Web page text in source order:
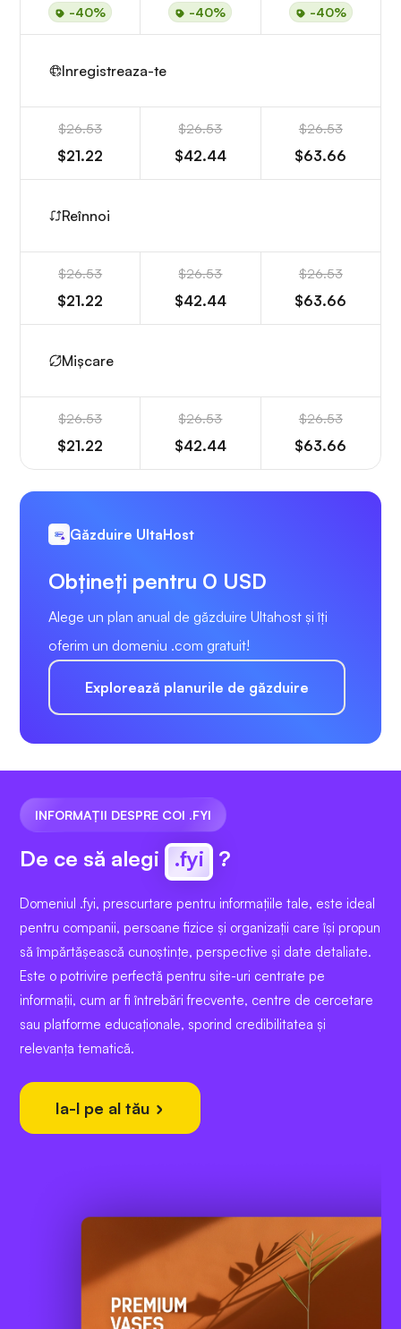
-40% -40% -40%
Inregistreaza-te
$26.53
$21.22
$26.53
$42.44
$26.53
$63.66
Reînnoi
$26.53
$21.22
$26.53
$42.44
$26.53
$63.66
Mișcare
$26.53
$21.22
$26.53
$42.44
$26.53
$63.66
Găzduire UltaHost
Obțineți pentru 0 USD
Alege un plan anual de găzduire Ultahost și îți
oferim un domeniu .com gratuit!
Explorează planurile de găzduire
INFORMAȚII DESPRE COI .FYI
De ce să alegi .fyi ?
Domeniul .fyi, prescurtare pentru informațiile tale, este ideal
pentru companii, persoane fizice și organizații care își propun
să împărtășească cunoștințe, perspective și date detaliate.
Este o potrivire perfectă pentru site-uri centrate pe
informații, cum ar fi întrebări frecvente, centre de cercetare
sau platforme educaționale, sporind credibilitatea și
relevanța tematică.
Ia-l pe al tău